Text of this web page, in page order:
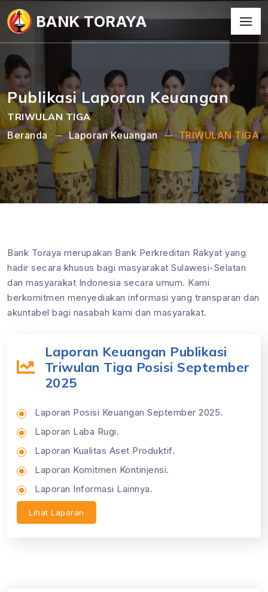
BANK TORAYA
Publikasi Laporan Keuangan
TRIWULAN TIGA
Beranda
Laporan Keuangan TRIWULAN TIGA
Bank Toraya merupakan Bank Perkreditan Rakyat yang
hadir secara khusus bagi masyarakat Sulawesi-Selatan
dan masyarakat Indonesia secara umum. Kami
berkomitmen menyediakan informasi yang transparan dan
akuntabel bagi nasabah kami dan masyarakat.
Laporan Keuangan Publikasi
Triwulan Tiga Posisi September
2025
Laporan Posisi Keuangan September 2025.
Laporan Laba Rugi.
Laporan Kualitas Aset Produktif.
Laporan Komitmen Kontinjensi.
Laporan Informasi Lainnya.
Lihat Laporan